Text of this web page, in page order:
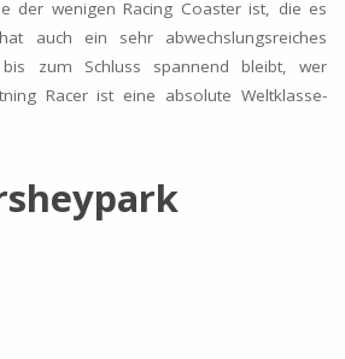
der wenigen Racing Coaster ist, die es
auch ein sehr abwechslungsreiches
zum Schluss spannend bleibt, wer
Racer ist eine absolute Weltklasse-